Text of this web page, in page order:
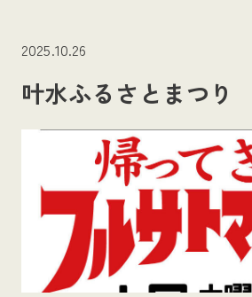
2025.10.26
叶水ふるさとまつり